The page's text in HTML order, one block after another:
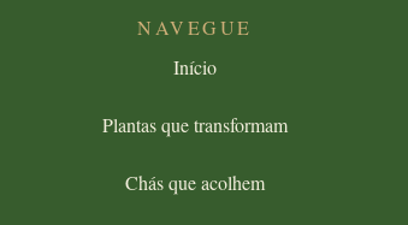
NAVEGUE
Início
Plantas que transformam
Chás que acolhem